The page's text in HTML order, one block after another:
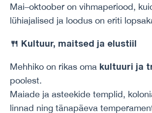
Mai–oktoober on vihmaperiood,
lühiajalised ja loodus on eriti
🍴 Kultuur, maitsed ja elustiil
Mehhiko on rikas oma kultuuri ja
poolest.
Maiade ja asteekide templid,
linnad ning tänapäeva